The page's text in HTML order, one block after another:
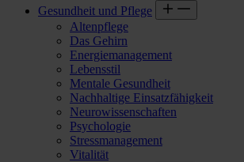
Gesundheit und Pflege
Altenpflege
Das Gehirn
Energiemanagement
Lebensstil
Mentale Gesundheit
Nachhaltige Einsatzfähigkeit
Neurowissenschaften
Psychologie
Stressmanagement
Vitalität